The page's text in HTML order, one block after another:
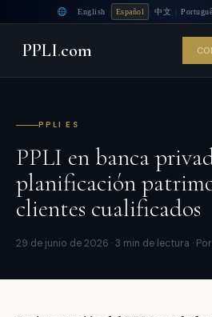
English Español 中文
PPLI.com
PPLI ES
PPLI en banca
planificación
clientes cualificados
29 de junio de 2026 · 3 min de lectura · Por